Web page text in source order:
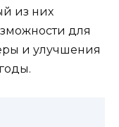
из них
для
и улучшения